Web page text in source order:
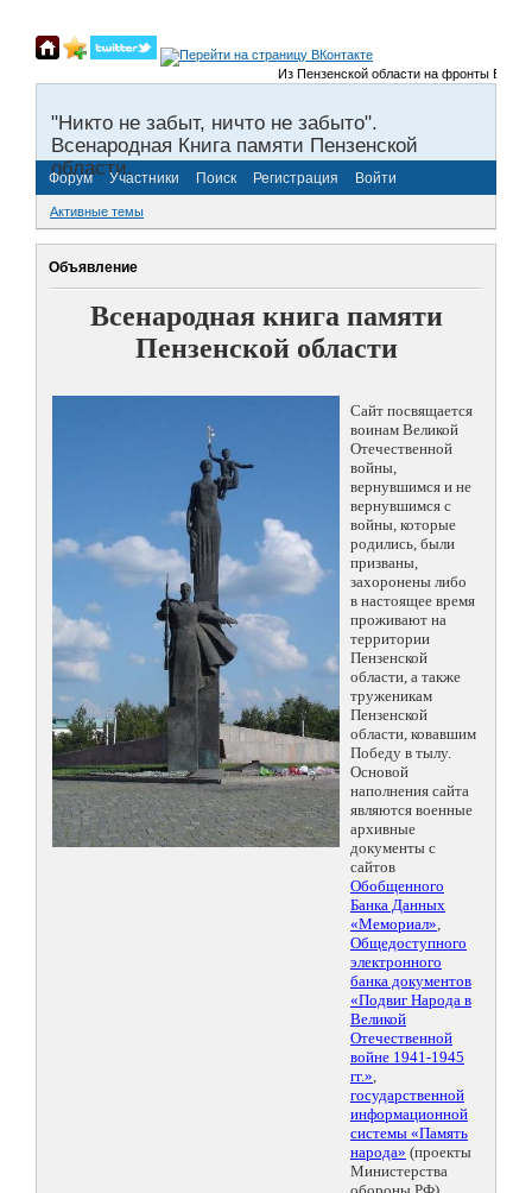
Из Пензенской области на фронты
"Никто не забыт, ничто не забыто".
Всенародная Книга памяти Пензенской
области.
Форум Участники Поиск Регистрация Войти
Активные темы
Объявление
Всенародная книга памяти
Пензенской области
Сайт посвящается
воинам Великой
Отечественной
войны,
вернувшимся и не
вернувшимся с
войны, которые
родились, были
призваны,
захоронены либо
в настоящее время
проживают на
территории
Пензенской
области, а также
труженикам
Пензенской
области, ковавшим
Победу в тылу.
Основой
наполнения сайта
являются военные
архивные
документы с
сайтов
Обобщенного
Банка Данных
«Мемориал»,
Общедоступного
электронного
банка документов
«Подвиг Народа в
Великой
Отечественной
войне 1941-1945
гг.»,
государственной
информационной
системы «Память
народа» (проекты
Министерства